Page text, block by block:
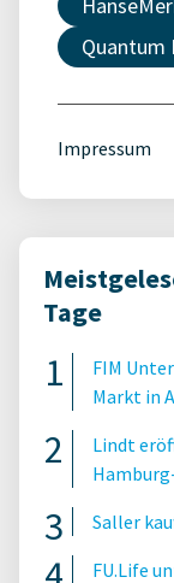
Quantum
Impressum
Tage
FIM
Markt in
Lindt
Saller
FU.Life